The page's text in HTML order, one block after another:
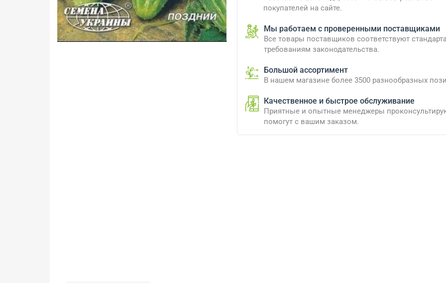
покупателей на сайте.
Мы работаем с проверенными поставщиками
Все товары поставщиков соответствуют
требованиям законодательства.
Большой ассортимент
В нашем магазине более 3500 разнообразных
Качественное и быстрое обслуживание
Приятные и опытные менеджеры
помогут с вашим заказом.